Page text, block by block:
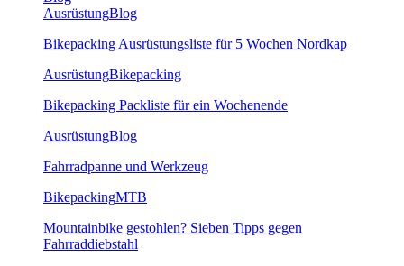
AusrüstungBlog
Bikepacking Ausrüstungsliste für 5 Wochen Nordkap
AusrüstungBikepacking
Bikepacking Packliste für ein Wochenende
AusrüstungBlog
Fahrradpanne und Werkzeug
BikepackingMTB
Mountainbike gestohlen? Sieben Tipps gegen
Fahrraddiebstahl